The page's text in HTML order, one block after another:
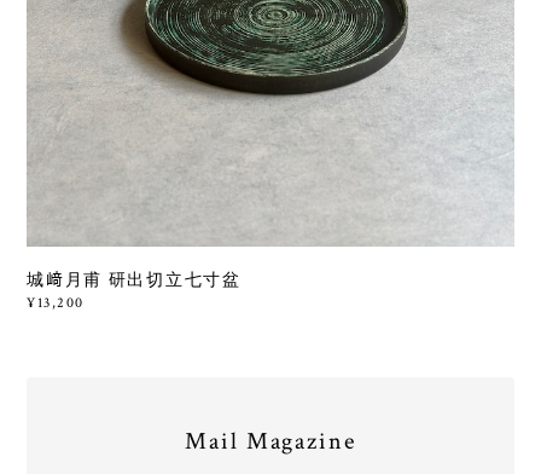
城﨑月甫 研出切立七寸盆
¥13,200
Mail Magazine